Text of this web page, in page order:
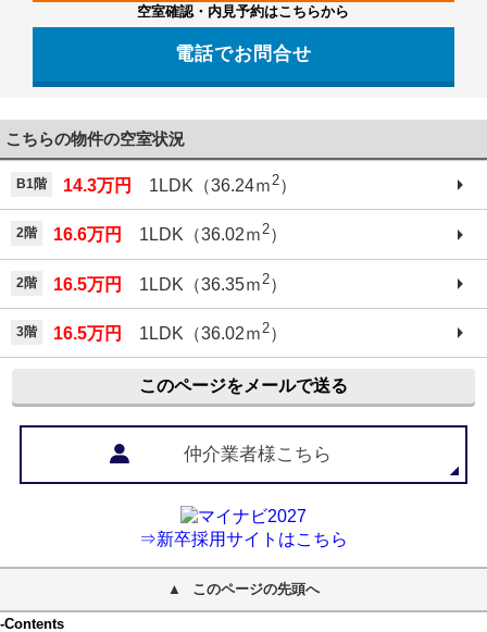
空室確認・内見予約はこちらから
電話でお問合せ
こちらの物件の空室状況
B1階 14.3万円 1LDK（36.24ｍ2）
2階 16.6万円 1LDK（36.02ｍ2）
2階 16.5万円 1LDK（36.35ｍ 2）
3階 16.5万円 1LDK（36.02ｍ2）
このページをメールで送る
仲介業者様こちら
⇒新卒採用サイトはこちら
このページの先頭へ
-Contents